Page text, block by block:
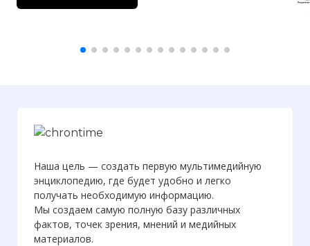
Наша цель — создать первую мультимедийную
энциклопедию, где будет удобно и легко
получать необходимую информацию.
Мы создаем самую полную базу различных
фактов, точек зрения, мнений и медийных
материалов.